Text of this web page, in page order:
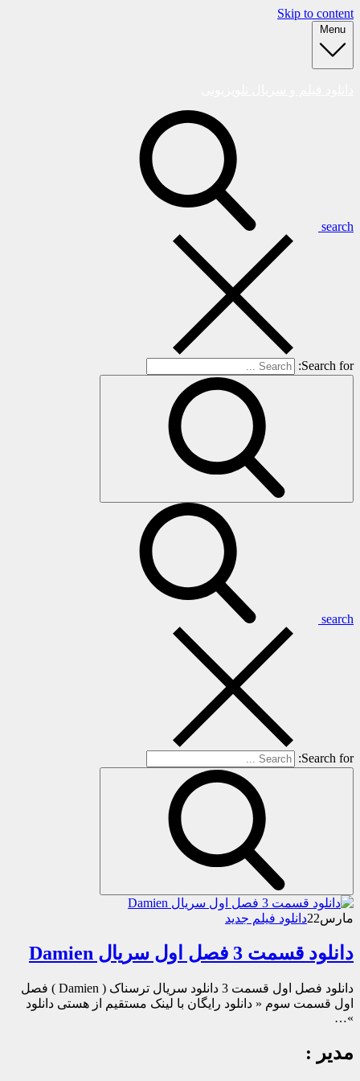
Skip to content
Menu
search
Search for:
search
Search for:
مارس22دانلود فیلم جدید
دانلود قسمت 3 فصل اول سریال Damien
دانلود فصل اول قسمت 3 دانلود سریال ترسناک ( Damien ) فصل
اول قسمت سوم « دانلود رایگان با لینک مستقیم از هستی دانلود
»…
مدیر :